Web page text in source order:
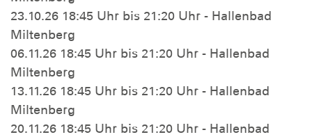
23.10.26 18:45 Uhr bis 21:20 Uhr - Hallenbad
Miltenberg
06.11.26 18:45 Uhr bis 21:20 Uhr - Hallenbad
Miltenberg
13.11.26 18:45 Uhr bis 21:20 Uhr - Hallenbad
Miltenberg
20.11.26 18:45 Uhr bis 21:20 Uhr - Hallenbad